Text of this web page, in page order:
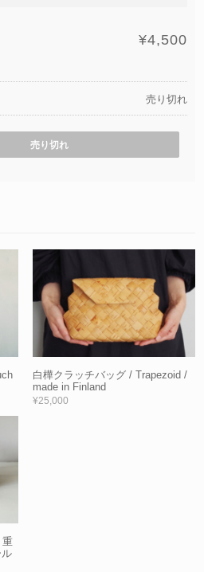
¥4,500
売り切れ
売り切れ
白樺クラッチバッグ / Trapezoid /
made in Finland
¥25,000